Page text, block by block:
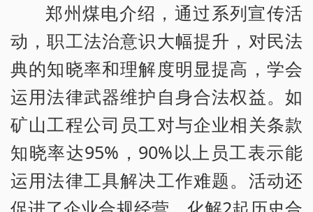
郑州煤电介绍，通过系列宣传活
动，职工法治意识大幅提升，对民法
典的知晓率和理解度明显提高，学会
运用法律武器维护自身合法权益。如
矿山工程公司员工对与企业相关条款
知晓率达95%，90%以上员工表示能
运用法律工具解决工作难题。活动还